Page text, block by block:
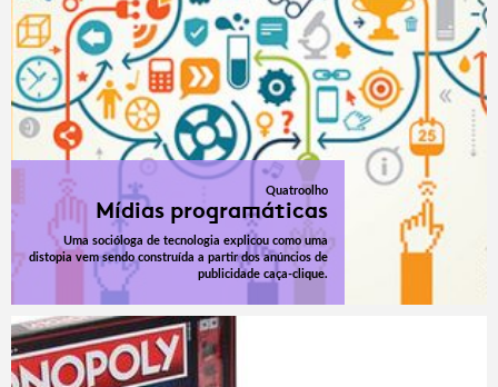
Quatroolho
Mídias programáticas
Uma socióloga de tecnologia explicou como uma
distopia vem sendo construída a partir dos anúncios de
publicidade caça-clique.